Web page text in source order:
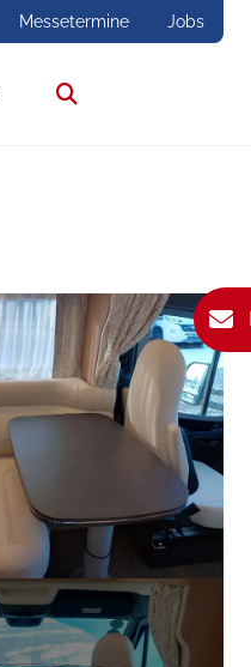
Messetermine Jobs